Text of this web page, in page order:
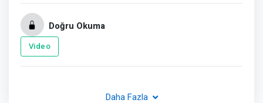
Doğru Okuma
Video
Daha Fazla